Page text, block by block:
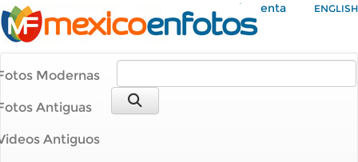
Mi Cuenta ENGLISH
Modernas
Antiguas
Antiguos